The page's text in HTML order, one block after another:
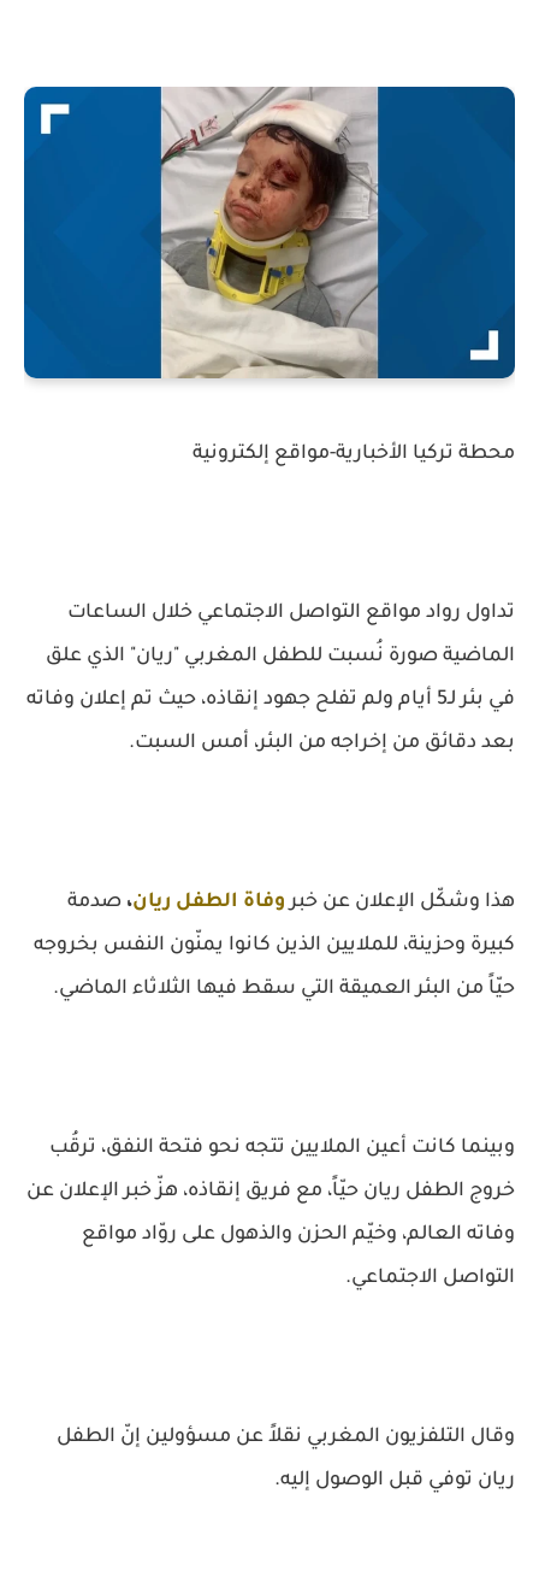
محطة تركيا الأخبارية-مواقع إلكترونية
تداول رواد مواقع التواصل الاجتماعي خلال الساعات
الماضية صورة نُسبت للطفل المغربي "ريان" الذي علق
في بئر لـ5 أيام ولم تفلح جهود إنقاذه، حيث تم إعلان وفاته
بعد دقائق من إخراجه من البئر، أمس السبت.
هذا وشكّل الإعلان عن خبروفاة الطفل ريان، صدمة
كبيرة وحزينة، للملايين الذين كانوا يمنّون النفس بخروجه
حيّاً من البئر العميقة التي سقط فيها الثلاثاء الماضي.
وبينما كانت أعين الملايين تتجه نحو فتحة النفق، ترقُب
خروج الطفل ريان حيّاً، مع فريق إنقاذه، هزّ خبر الإعلان عن
وفاته العالم، وخيّم الحزن والذهول على روّاد مواقع
التواصل الاجتماعي.
وقال التلفزيون المغربي نقلاً عن مسؤولين إنّ الطفل
ريان توفي قبل الوصول إليه.